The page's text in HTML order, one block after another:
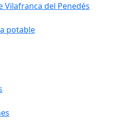
Vilafranca del Penedés
potable